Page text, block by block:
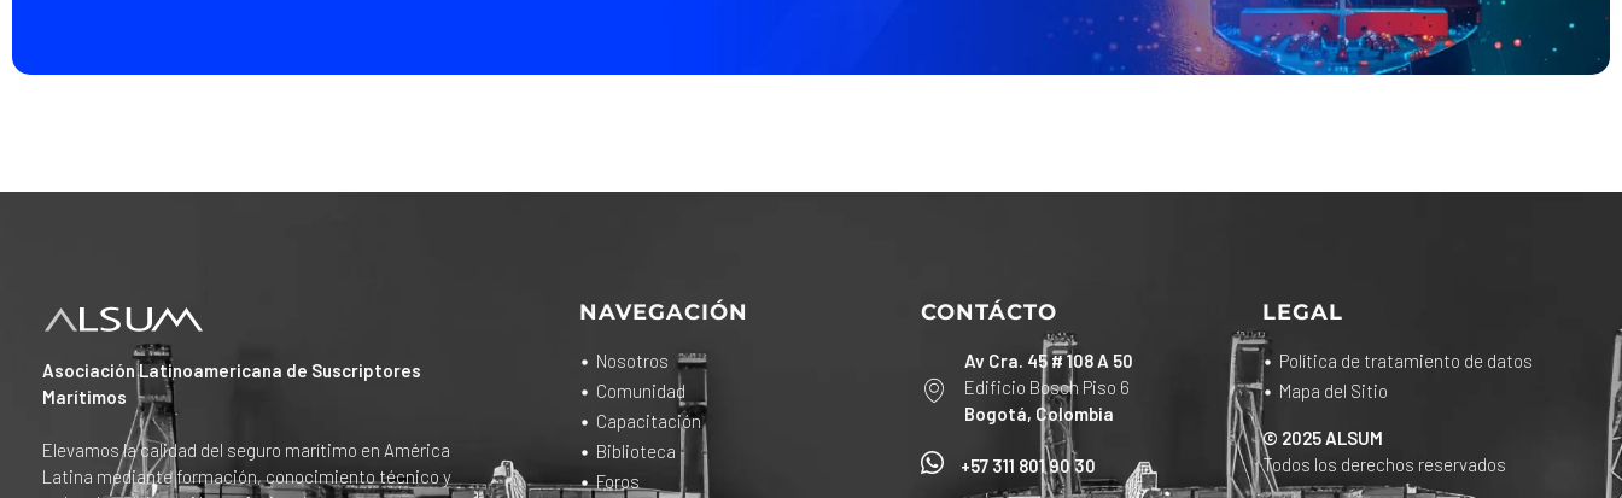
Asociación Latinoamericana de Suscriptores
Marítimos
Elevamos la calidad del seguro marítimo en América
Latina mediante formación, conocimiento técnico y
NAVEGACIÓN
Nosotros
Comunidad
Capacitación
Biblioteca
Foros
CONTÁCTO
Av Cra. 45 # 108 A 50
Edificio Bosch Piso 6
Bogotá, Colombia
+57 311 801 90 30
LEGAL
Política de tratamiento de datos
Mapa del Sitio
© 2025 ALSUM
Todos los derechos reservados